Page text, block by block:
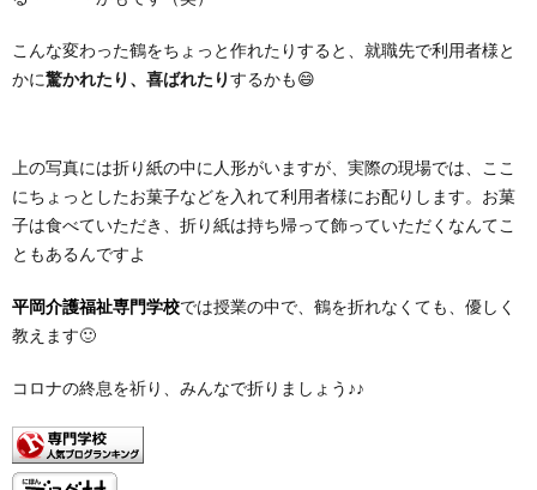
こんな変わった鶴をちょっと作れたりすると、就職先で利用者様と
かに驚かれたり、喜ばれたりするかも😄
上の写真には折り紙の中に人形がいますが、実際の現場では、ここ
にちょっとしたお菓子などを入れて利用者様にお配りします。お菓
子は食べていただき、折り紙は持ち帰って飾っていただくなんてこ
ともあるんですよ
平岡介護福祉専門学校では授業の中で、鶴を折れなくても、優しく
教えます🙂
コロナの終息を祈り、みんなで折りましょう♪♪